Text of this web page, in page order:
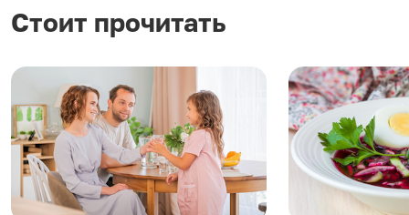
Стоит прочитать